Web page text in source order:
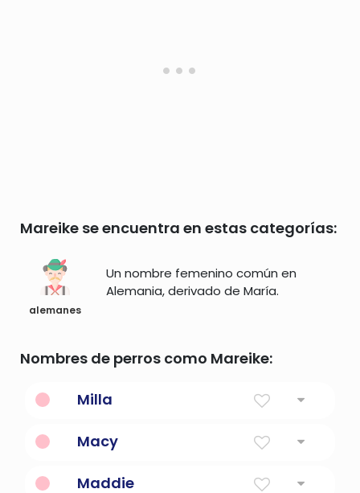
Mareike se encuentra en estas categorías:
alemanes
Un nombre femenino común en
Alemania, derivado de María.
Nombres de perros como Mareike:
Milla
Macy
Maddie